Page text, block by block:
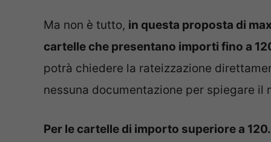
Ma non è tutto, in questa proposta di
cartelle che presentano importi fino a
potrà chiedere la rateizzazione
nessuna documentazione per spiegare il
Per le cartelle di importo superiore a